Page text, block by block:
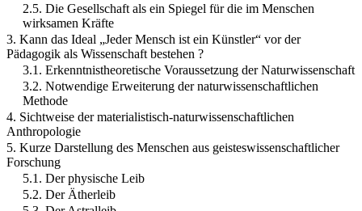
2.5. Die Gesellschaft als ein Spiegel für die im Menschen
wirksamen Kräfte
3. Kann das Ideal „Jeder Mensch ist ein Künstler“ vor der
Pädagogik als Wissenschaft bestehen ?
3.1. Erkenntnistheoretische Voraussetzung der Naturwissenschaft
3.2. Notwendige Erweiterung der naturwissenschaftlichen
Methode
4. Sichtweise der materialistisch-naturwissenschaftlichen
Anthropologie
5. Kurze Darstellung des Menschen aus geisteswissenschaftlicher
Forschung
5.1. Der physische Leib
5.2. Der Ätherleib